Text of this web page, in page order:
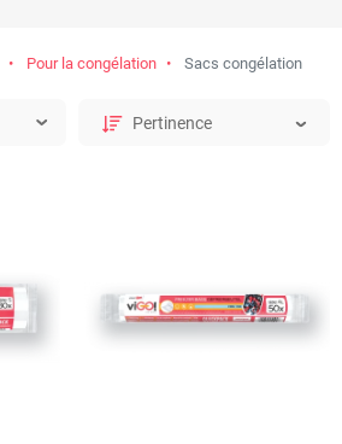
Pour la congélation Sacs congélation